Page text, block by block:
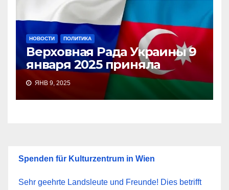
НОВОСТИ ПОЛИТИКА
Верховная Рада Украины 9
января 2025 приняла
ЯНВ 9, 2025
Spenden für Kulturzentrum in Wien
Sehr geehrte Landsleute und Freunde! Dies betrifft